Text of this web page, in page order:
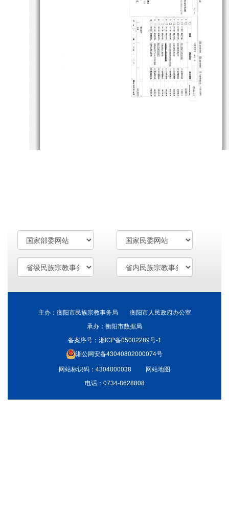
主办：衡阳市民族宗教事务局 衡阳市人民政府办公室
承办：衡阳市数据局
备案序号：湘ICP备05002289号-1
湘公网安备43040802000074号
网站标识码：4304000038
网站地图
电话：0734-8628808